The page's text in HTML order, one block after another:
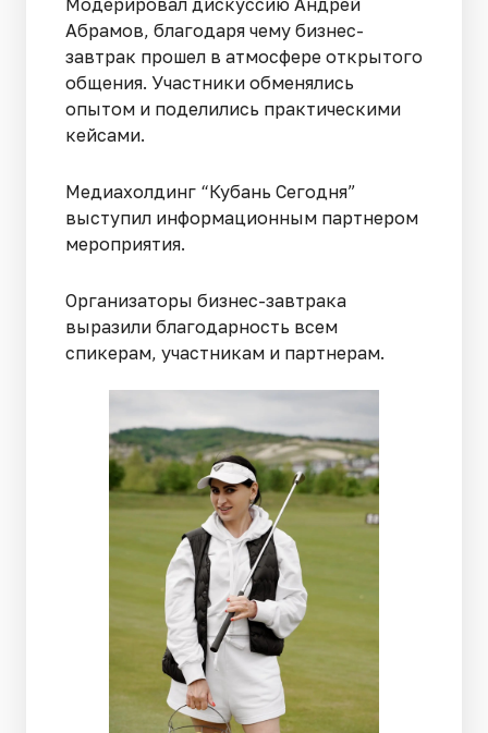
Абрамов, благодаря чему бизнес-
завтрак прошел в атмосфере открытого
общения. Участники обменялись
опытом и поделились практическими
кейсами.
Медиахолдинг “Кубань Сегодня”
выступил информационным партнером
мероприятия.
Организаторы бизнес-завтрака
выразили благодарность всем
спикерам, участникам и партнерам.